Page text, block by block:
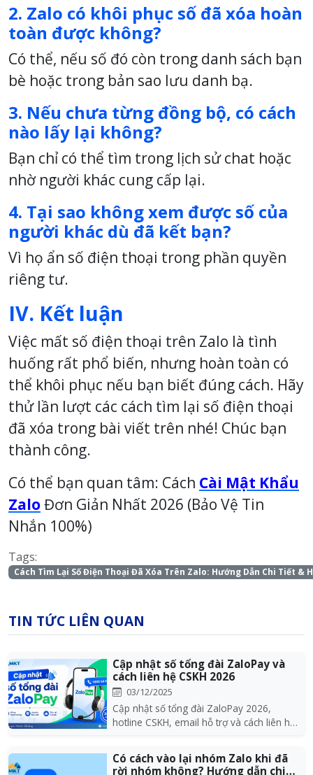
2. Zalo có khôi phục số đã xóa hoàn
toàn được không?
Có thể, nếu số đó còn trong danh sách bạn
bè hoặc trong bản sao lưu danh bạ.
3. Nếu chưa từng đồng bộ, có cách
nào lấy lại không?
Bạn chỉ có thể tìm trong lịch sử chat hoặc
nhờ người khác cung cấp lại.
4. Tại sao không xem được số của
người khác dù đã kết bạn?
Vì họ ẩn số điện thoại trong phần quyền
riêng tư.
IV. Kết luận
Việc mất số điện thoại trên Zalo là tình
huống rất phổ biến, nhưng hoàn toàn có
thể khôi phục nếu bạn biết đúng cách. Hãy
thử lần lượt các cách tìm lại số điện thoại
đã xóa trong bài viết trên nhé! Chúc bạn
thành công.
Có thể bạn quan tâm: Cách Cài Mật Khẩu
ZaloĐơn Giản Nhất 2026 (Bảo Vệ Tin
Nhắn 100%)
Tags:
Cách Tìm Lại Số Điện Thoại Đã Xóa Trên Zalo: Hướng Dẫn Chi Tiết &
TIN TỨC LIÊN QUAN
Cập nhật số tổng đài ZaloPay và
cách liên hệ CSKH 2026
03/12/2025
Cập nhật số tổng đài ZaloPay 2026,
hotline CSKH, email hỗ trợ và cách liên hệ
Có cách vào lại nhóm Zalo khi đã
rời nhóm không? Hướng dẫn chi